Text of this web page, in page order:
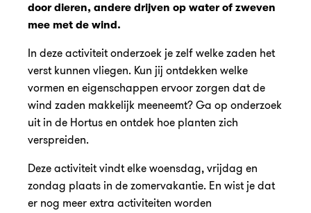
door dieren, andere drijven op water of zweven
mee met de wind.
In deze activiteit onderzoek je zelf welke zaden het
verst kunnen vliegen. Kun jij ontdekken welke
vormen en eigenschappen ervoor zorgen dat de
wind zaden makkelijk meeneemt? Ga op onderzoek
uit in de Hortus en ontdek hoe planten zich
verspreiden.
Deze activiteit vindt elke woensdag, vrijdag en
zondag plaats in de zomervakantie. En wist je dat
er nog meer extra activiteiten worden